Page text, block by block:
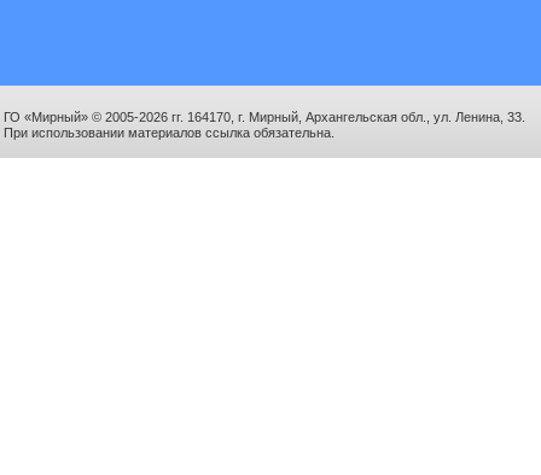
ГО «Мирный» © 2005-2026 гг. 164170, г. Мирный, Архангельская обл., ул. Ленина, 33.
При использовании материалов ссылка обязательна.